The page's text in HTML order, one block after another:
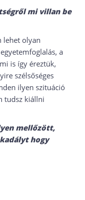
mi villan be
lehet olyan
a
is így éreztük,
szélsőséges
ilyen szituáció
tudsz kiállni
mellőzött,
hogy